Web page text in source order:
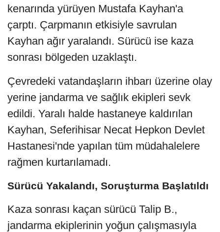
kenarında yürüyen Mustafa Kayhan'a
çarptı. Çarpmanın etkisiyle savrulan
Kayhan ağır yaralandı. Sürücü ise kaza
sonrası bölgeden uzaklaştı.
Çevredeki vatandaşların ihbarı üzerine olay
yerine jandarma ve sağlık ekipleri sevk
edildi. Yaralı halde hastaneye kaldırılan
Kayhan, Seferihisar Necat Hepkon Devlet
Hastanesi'nde yapılan tüm müdahalelere
rağmen kurtarılamadı.
Sürücü Yakalandı, Soruşturma Başlatıldı
Kaza sonrası kaçan sürücü Talip B.,
jandarma ekiplerinin yoğun çalışmasıyla